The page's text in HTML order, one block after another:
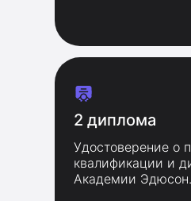
2 диплома
Удостоверение о
квалификации и
Академии Эдюсон.